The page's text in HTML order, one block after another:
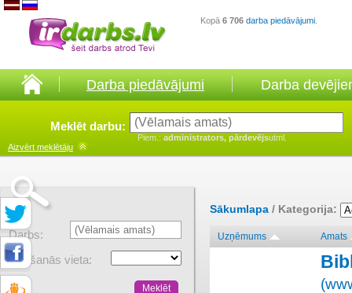
Kopā 6 706 darba piedāvājumi
Darba piedāvājumi Darba
Meklēt darbu:
Piem.: administrators, pārdevējsutml.
Aizvērt meklētāju
Darbs:
Atrašanās vieta:
Sākumlapa / Kategorija:
Uzņēmums Amats